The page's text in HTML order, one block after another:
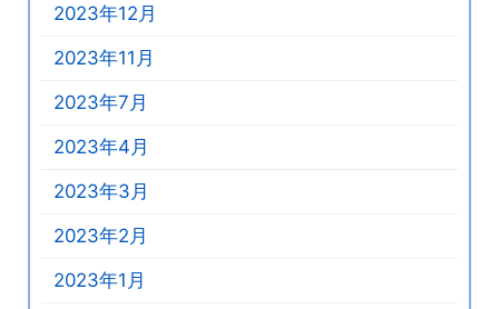
2023年12月
2023年11月
2023年7月
2023年4月
2023年3月
2023年2月
2023年1月